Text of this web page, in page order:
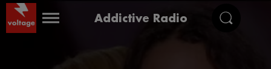
Addictive Radio